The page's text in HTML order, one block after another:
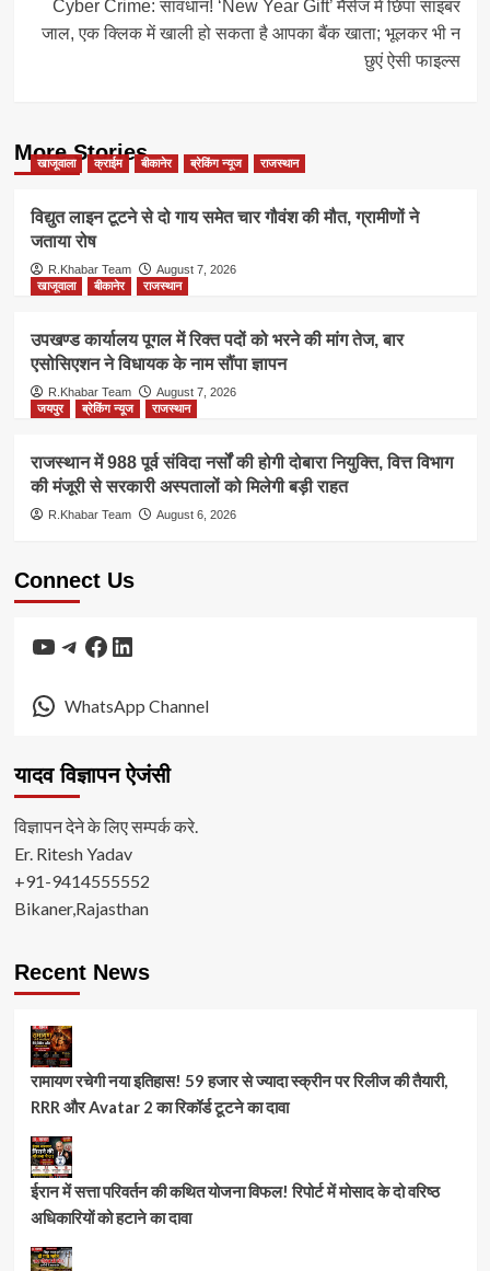
Cyber Crime: सावधान! ‘New Year Gift’ मैसेज में छिपा साइबर
जाल, एक क्लिक में खाली हो सकता है आपका बैंक खाता; भूलकर भी न
छुएं ऐसी फाइल्स
More Stories
खाजूवाला क्राईम बीकानेर ब्रेकिंग न्यूज राजस्थान
विद्युत लाइन टूटने से दो गाय समेत चार गौवंश की मौत, ग्रामीणों ने
जताया रोष
R.Khabar Team
August 7, 2026
खाजूवाला
बीकानेर राजस्थान
उपखण्ड कार्यालय पूगल में रिक्त पदों को भरने की मांग तेज, बार
एसोसिएशन ने विधायक के नाम सौंपा ज्ञापन
R.Khabar Team
August 7, 2026
जयपुर
ब्रेकिंग न्यूज राजस्थान
राजस्थान में 988 पूर्व संविदा नर्सों की होगी दोबारा नियुक्ति, वित्त विभाग
की मंजूरी से सरकारी अस्पतालों को मिलेगी बड़ी राहत
R.Khabar Team August 6, 2026
Connect Us
YouTube
Telegram
Facebook
LinkedIn
WhatsApp Channel
यादव विज्ञापन ऐजंसी
विज्ञापन देने के लिए सम्पर्क करे.
Er. Ritesh Yadav
+91-9414555552
Bikaner,Rajasthan
Recent News
रामायण रचेगी नया इतिहास! 59 हजार से ज्यादा स्क्रीन पर रिलीज की तैयारी,
RRR और Avatar 2 का रिकॉर्ड टूटने का दावा
ईरान में सत्ता परिवर्तन की कथित योजना विफल! रिपोर्ट में मोसाद के दो वरिष्ठ
अधिकारियों को हटाने का दावा